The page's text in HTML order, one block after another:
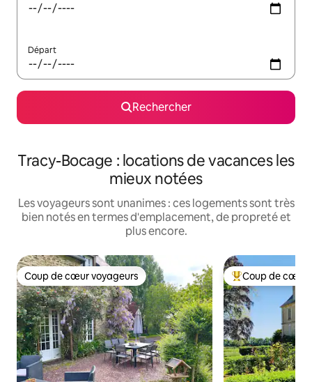
Départ
Rechercher
Tracy-Bocage : locations de vacances les
mieux notées
Les voyageurs sont unanimes : ces logements sont très
bien notés en termes d'emplacement, de propreté et
plus encore.
Coup de cœur voyageurs
Coup de cœur voyageurs Coups de cœur
Coup de cœur